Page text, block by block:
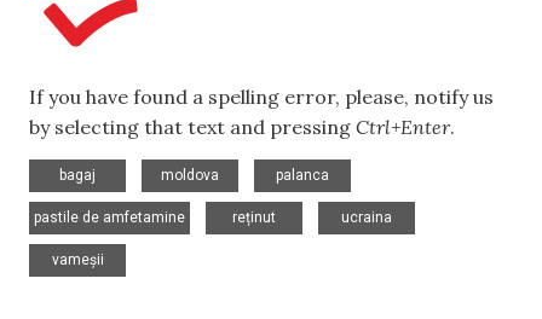
If you have found a spelling error, please, notify us
by selecting that text and pressing Ctrl+Enter.
bagaj
moldova
palanca
pastile de amfetamine
reținut
ucraina
vameșii